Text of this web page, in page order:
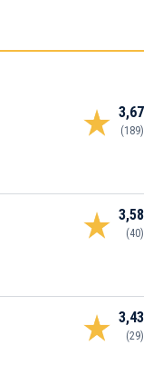
3,67
(189)
3,58
(40)
3,43
(29)